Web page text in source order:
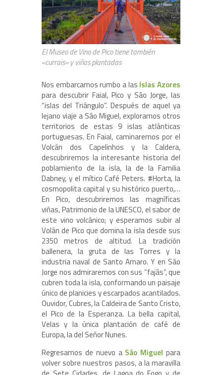
El Museo de Vino de Pico tiene también
«currais» y viñas plantadas
Nos embarcamos rumbo a las Islas Azores
para descubrir Faial, Pico y São Jorge, las
“islas del Triángulo”. Después de aquel ya
lejano viaje a São Miguel, exploramos otros
territorios de estas 9 islas atlánticas
portuguesas. En Faial, caminaremos por el
Volcán dos Capelinhos y la Caldera,
descubriremos la interesante historia del
poblamiento de la isla, la de la Familia
Dabney, y el mítico Café Peters. #Horta, la
cosmopolita capital y su histórico puerto,…
En Pico, descubriremos las magníficas
viñas, Patrimonio de la UNESCO, el sabor de
este vino volcánico; y esperamos subir al
Volán de Pico que domina la isla desde sus
2350 metros de altitud. La tradición
ballenera, la gruta de las Torres y la
industria naval de Santo Amaro. Y en São
Jorge nos admiraremos con sus “fajãs”, que
cubren toda la isla, conformando un paisaje
único de planicies y escarpados acantilados.
Ouvidor, Cubres, la Caldeira de Santo Cristo,
el Pico de la Esperanza. La bella capital,
Velas y la única plantación de café de
Europa, la del Señor Nunes.
Regresamos de nuevo a São Miguel para
volver sobre nuestros pasos, a la maravilla